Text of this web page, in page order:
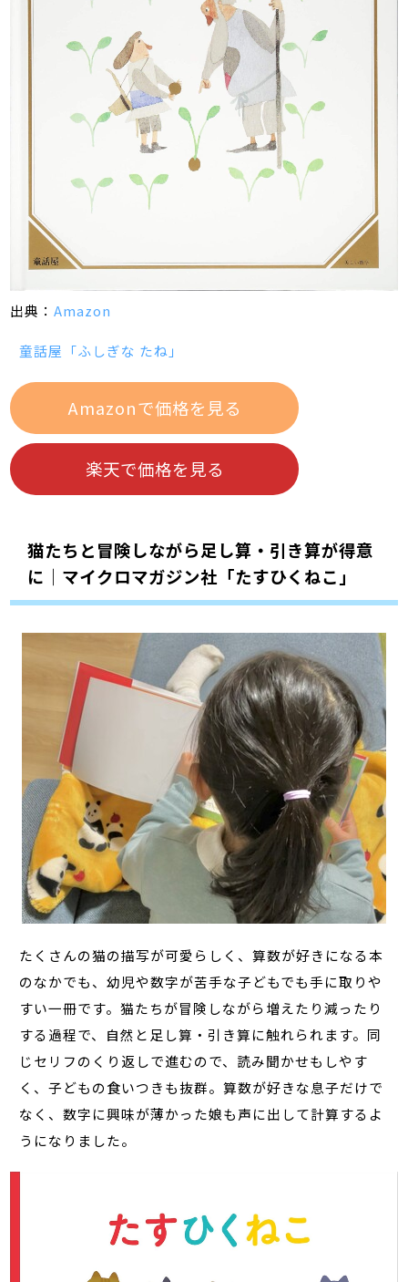
出典：Amazon
童話屋「ふしぎな たね」
Amazonで価格を見る
楽天で価格を見る
猫たちと冒険しながら足し算・引き算が得意
に｜マイクロマガジン社「たすひくねこ」
たくさんの猫の描写が可愛らしく、算数が好きになる本
のなかでも、幼児や数字が苦手な子どもでも手に取りや
すい一冊です。猫たちが冒険しながら増えたり減ったり
する過程で、自然と足し算・引き算に触れられます。同
じセリフのくり返しで進むので、読み聞かせもしやす
く、子どもの食いつきも抜群。算数が好きな息子だけで
なく、数字に興味が薄かった娘も声に出して計算するよ
うになりました。